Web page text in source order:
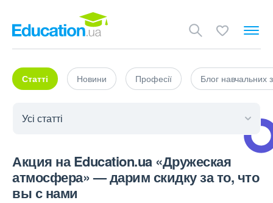
Статті Новини Професії Блог навчальних
Акция на Education.ua «Дружеская
атмосфера» — дарим скидку за то, что
вы с нами